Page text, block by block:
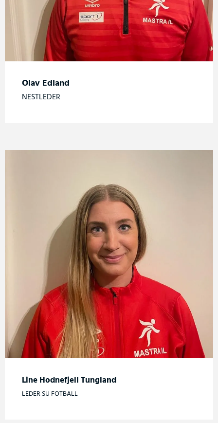
Olav Edland
NESTLEDER
Line Hodnefjell Tungland
LEDER SU FOTBALL